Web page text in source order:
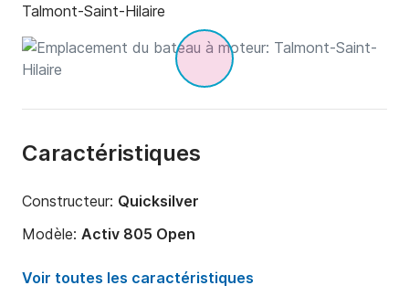
Talmont-Saint-Hilaire
Caractéristiques
Constructeur: Quicksilver
Modèle: Activ 805 Open
Puissance moteur:
225cv
Voir toutes les caractéristiques